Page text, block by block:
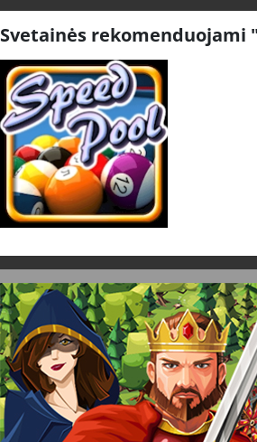
Svetainės rekomenduojami